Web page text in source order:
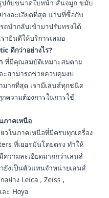
ปกับขนาดใบหน้า สันจมูก ขมับ
งละเอียดที่สุด แว่นที่ซื้อกับ
ถนำกลับเข้ามาปรับทรงได้
ายินดีให้บริการเสมอ
ดีกว่าอย่างไร?
ที่มีคุณสมบัติเหมาะสมตาม
ะสามารถช่วยควบคุมงบ
ากที่สุด เรามีเลนส์ทุกชนิด
ความต้องการในการใช้
ภาคเหนือ
วในภาคเหนือที่มีครบทุกเครื่อง
ที่เยอรมันโดยตรง ทำให้
วามละเอียดมากกว่าเลนส์
ยังเป็นตัวแทนจำหน่ายเลนส์
ย่าง Leica , Zeiss ,
ะ Hoya